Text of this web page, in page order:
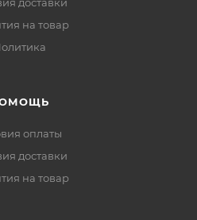
доставки
на товар
оплаты
доставки
на товар